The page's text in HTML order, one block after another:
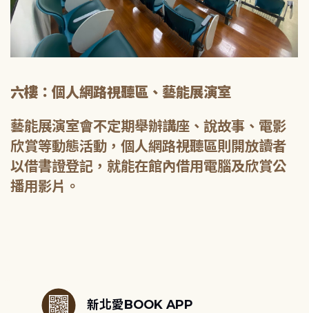
六樓：個人網路視聽區、藝能展演室
藝能展演室會不定期舉辦講座、說故事、電影
欣賞等動態活動，個人網路視聽區則開放讀者
以借書證登記，就能在館內借用電腦及欣賞公
播用影片。
新北愛BOOK APP